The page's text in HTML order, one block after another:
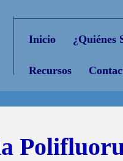
Inicio ¿Quiénes
Recursos